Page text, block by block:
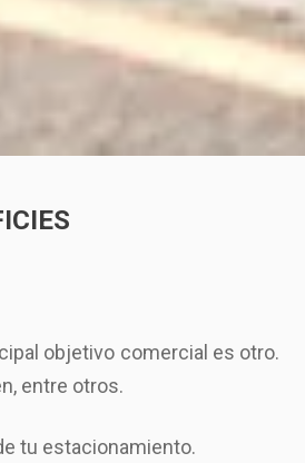
objetivo comercial es otro.
entre otros.
tu estacionamiento.